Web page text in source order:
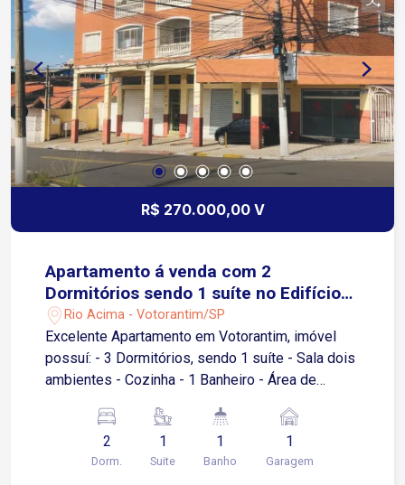
R$ 270.000,00 V
Apartamento á venda com 2
Dormitórios sendo 1 suíte no Edifício
Manoel Ferreira.
Rio Acima - Votorantim/SP
Excelente Apartamento em Votorantim, imóvel
possuí: - 3 Dormitórios, sendo 1 suíte - Sala dois
ambientes - Cozinha - 1 Banheiro - Área de
diversos pontos comerciais como: lojas,
famácias, mercados.
2
Dorm.
1
Suite
1
Banho
1
Garagem